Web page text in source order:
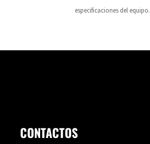
especificaciones del equipo.
CONTACTOS